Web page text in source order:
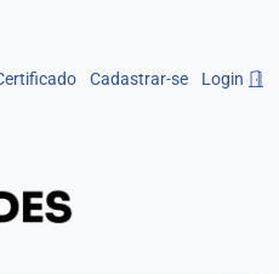
Cadastrar-se Login